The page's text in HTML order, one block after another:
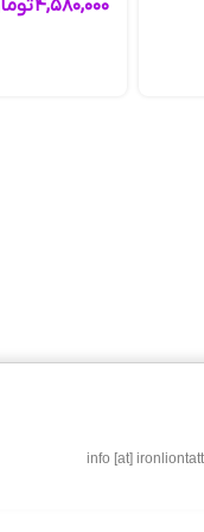
۴,۵۸۰,۰۰۰